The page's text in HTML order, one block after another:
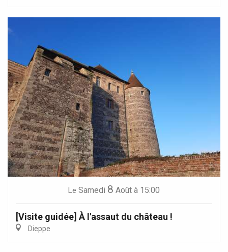
Le Samedi 8 Août à 15:00
[Visite guidée] À l'assaut du château !
Dieppe